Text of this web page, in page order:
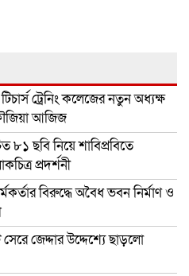
ট্রেনিং কলেজের নতুন অধ্যক্ষ
আজিজ
৮১ ছবি নিয়ে শাবিপ্রবিতে
প্রদর্শনী
বিরুদ্ধে অবৈধ ভবন নির্মাণ ও
জেদ্দার উদ্দেশ্যে ছাড়লো